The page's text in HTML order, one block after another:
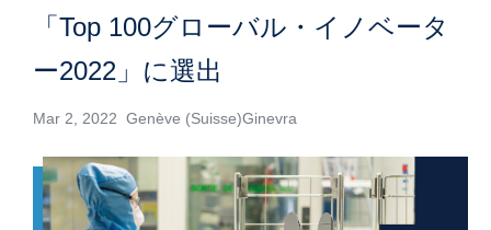
「Top 100グローバル・イノベータ
ー2022」に選出
Mar 2, 2022 Genève (Suisse)Ginevra